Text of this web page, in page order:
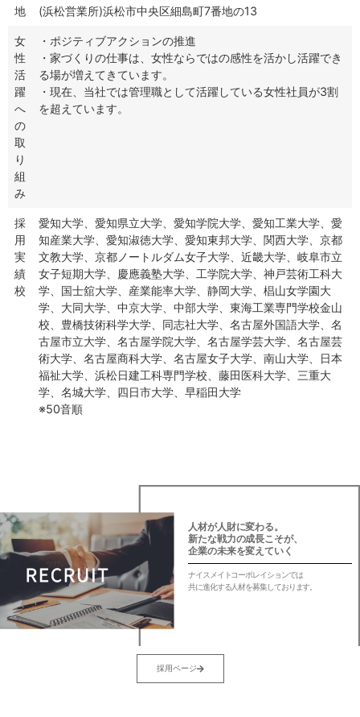
地
(浜松営業所)浜松市中央区細島町7番地の13
女
性
活
躍
へ
の
取
り
組
み
・ポジティブアクションの推進
・家づくりの仕事は、女性ならではの感性を活かし活躍でき
る場が増えてきています。
・現在、当社では管理職として活躍している女性社員が3割
を超えています。
採
用
実
績
校
愛知大学、愛知県立大学、愛知学院大学、愛知工業大学、愛
知産業大学、愛知淑徳大学、愛知東邦大学、関西大学、京都
文教大学、京都ノートルダム女子大学、近畿大学、岐阜市立
女子短期大学、慶應義塾大学、工学院大学、神戸芸術工科大
学、国士舘大学、産業能率大学、静岡大学、椙山女学園大
学、大同大学、中京大学、中部大学、東海工業専門学校金山
校、豊橋技術科学大学、同志社大学、名古屋外国語大学、名
古屋市立大学、名古屋学院大学、名古屋学芸大学、名古屋芸
術大学、名古屋商科大学、名古屋女子大学、南山大学、日本
福祉大学、浜松日建工科専門学校、藤田医科大学、三重大
学、名城大学、四日市大学、早稲田大学
※50音順
人材が人財に変わる。
新たな戦力の成長こそが、
企業の未来を変えていく
ナイスメイトコーポレイションでは
共に進化する人材を募集しております。
採用ページ